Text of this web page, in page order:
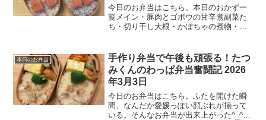
今日のお弁当はこちら。本日のおかず一
覧メイン・豚肉とゴボウの甘辛煮副菜た
ち・切り干し大根・かぼちゃの煮物・イ
り、朝から日差しがなかなかきつくなっ
てきた。通勤時間を使っ...
本日のお弁当
手作り弁当で午後も頑張る！たつ
みくんのわっぱ弁当奮闘記 2026
年3月3日
今日のお弁当はこちら。ふたを開けた瞬
間、なんだか愛媛っぽい顔ぶれが揃って
いる。そんなお弁当が出来上がった^_^本